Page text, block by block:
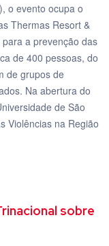
o evento ocupa o
Thermas Resort &
a prevenção das
de 400 pessoas, do
de grupos de
Na abertura do
de São
Violências na Região
sobre